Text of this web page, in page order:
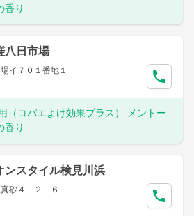
香り
八日市場
イ７０１番地１
（コバエよけ効果プラス） メントー
香り
ンスタイル検見川浜
砂４－２－６